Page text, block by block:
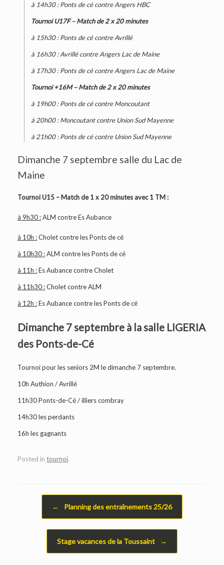
à 14h30 : Ponts de cé contre Angers HBC
Tournoi U17F – Match de 2 x 20 minutes
à 15h30 : Ponts de cé contre Avrillé
à 16h30 : Avrillé contre Angers Lac de Maine
à 17h30 : Ponts de cé contre Angers Lac de Maine
Tournoi +16M – Match de 2 x 20 minutes
à 19h00 : Ponts de cé contre Moncoutant
à 20h00 : Moncoutant contre Union Sud Mayenne
à 21h00 : Ponts de cé contre Union Sud Mayenne
Dimanche 7 septembre salle du Lac de
Maine
Tournoi U15 – Match de 1 x 20 minutes avec 1 TM :
à 9h30 :ALM contre Es Aubance
à 10h :Cholet contre les Ponts de cé
à 10h30 :ALM contre les Ponts de cé
à 11h :Es Aubance contre Cholet
à 11h30 :Cholet contre ALM
à 12h :Es Aubance contre les Ponts de cé
Dimanche 7 septembre à la salle LIGERIA
des Ponts-de-Cé
Tournoi pour les seniors 2M le dimanche 7 septembre.
10h Authion / Avrillé
11h30 Ponts-de-Cé / illiers combray
14h30 les perdants
16h les gagnants
Posted in tournoi.
← Planning des entraînements 25/26
Stage vacances de la Toussaint →